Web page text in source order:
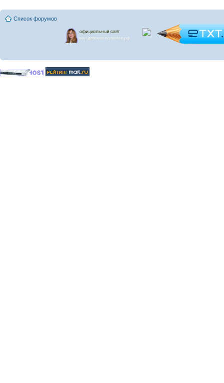
Список форумов